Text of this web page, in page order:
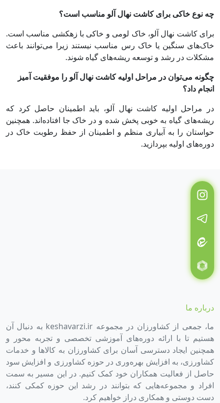
چه نوع خاکی برای کاشت نهال آلو مناسب است؟
برای کاشت نهال آلو، خاک لومی و خاکی با زهکشی مناسب است.
خاک‌های سنگین یا خاک رس مناسب نیستند زیرا می‌توانند باعث
مشکلات در رشد و توسعه ریشه‌های گیاه شوند.
چگونه می‌توان در مراحل اولیه کاشت نهال آلو را موفقیت آمیز
انجام داد؟
در مراحل اولیه کاشت نهال آلو، باید اطمینان حاصل کرد که
ریشه‌های گیاه به خوبی پخش شده و در خاک جا افتاده‌اند. همچنین
حواستان را به آبیاری منظم و اطمینان از حفظ رطوبت خاک در
دوره‌های اولیه بپردازید.
درباره ما
ما، جمعی از کشاورزان در مجموعه keshavarzi.ir به دنبال آن
هستیم تا با ارائه دوره‌های آموزشی تخصصی و تجربه محور و
همچنین ایجاد دسترسی آسان برای کشاورزان به کالاها و خدمات
کشاورزی، به افزایش بهره‌وری در حوزه کشاورزی و افزایش سود
حاصل از فعالیت همکاران خود کمک کنیم. در این مسیر به سمت
افراد و مجموعه‌هایی که بتوانند در رشد این حوزه کمکی کنند،
دست دوستی و همکاری دراز خواهیم کرد.